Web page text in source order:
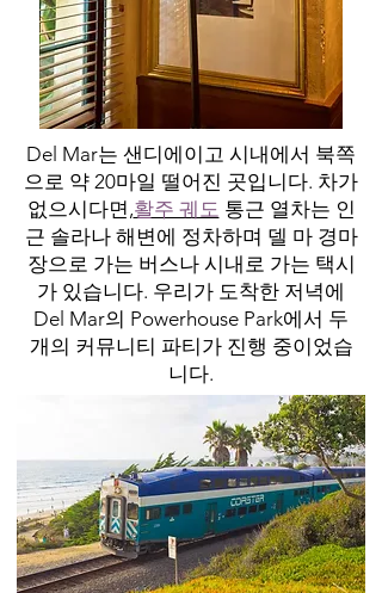
Del Mar는 샌디에이고 시내에서 북쪽
으로 약 20마일 떨어진 곳입니다. 차가
없으시다면,활주 궤도 통근 열차는 인
근 솔라나 해변에 정차하며 델 마 경마
장으로 가는 버스나 시내로 가는 택시
가 있습니다. 우리가 도착한 저녁에
Del Mar의 Powerhouse Park에서 두
개의 커뮤니티 파티가 진행 중이었습
니다.